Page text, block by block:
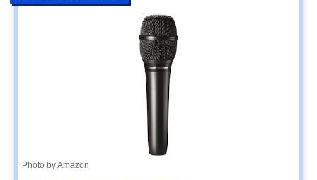
Photo by Amazon